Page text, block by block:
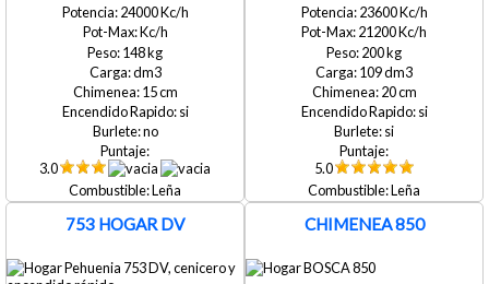
24000
148
15
si
no
3.0
Leña
23600
21200
200
109
20
si
si
5.0
Leña
753 HOGAR DV CHIMENEA 850